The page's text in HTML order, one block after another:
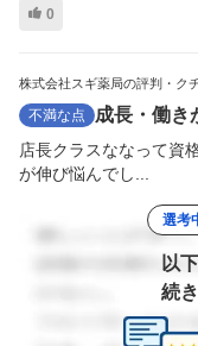
0
株式会社スギ薬局の評判・ク
不満な点 成長・働き
店長クラスななって資
が伸び悩んでし...
選考
以
続